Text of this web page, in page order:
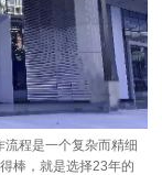
程是一个复杂而精细
棒，就是选择23年的